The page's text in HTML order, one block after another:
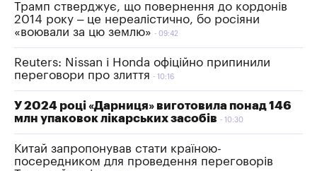
Трамп стверджує, що повернення до кордонів
2014 року – це нереалістично, бо росіяни
«воювали за цю землю»
09:42
Reuters: Nissan і Honda офіційно припинили
переговори про злиття
10:16
У 2024 році «Дарниця» виготовила понад 146
млн упаковок лікарських засобів
10:30
Китай запропонував стати країною-
посередником для проведення переговорів